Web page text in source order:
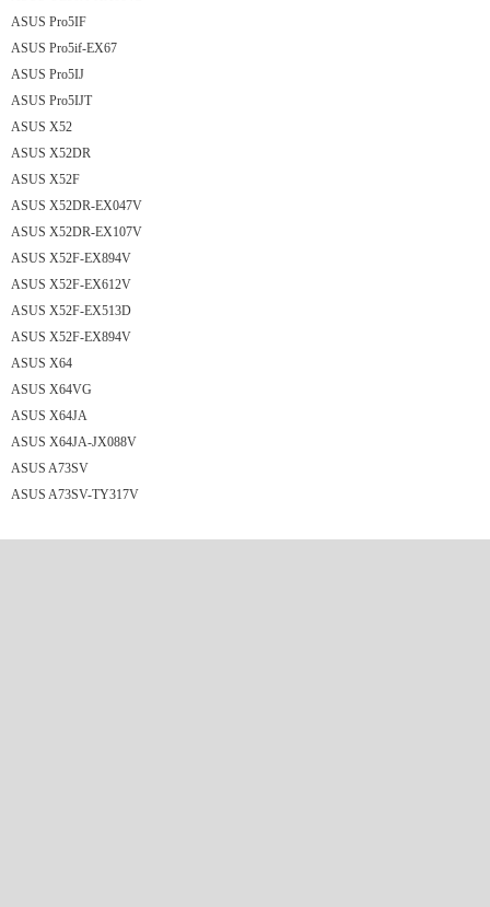
ASUS Pro5IF
ASUS Pro5if-EX67
ASUS Pro5IJ
ASUS Pro5IJT
ASUS X52
ASUS X52DR
ASUS X52F
ASUS X52DR-EX047V
ASUS X52DR-EX107V
ASUS X52F-EX894V
ASUS X52F-EX612V
ASUS X52F-EX513D
ASUS X52F-EX894V
ASUS X64
ASUS X64VG
ASUS X64JA
ASUS X64JA-JX088V
ASUS A73SV
ASUS A73SV-TY317V